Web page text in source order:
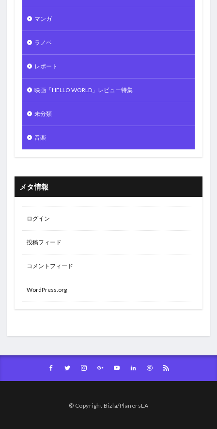
マンガ
ラノベ
レポート
映画「HELLO WORLD」レビュー特集
未分類
音楽
メタ情報
ログイン
投稿フィード
コメントフィード
WordPress.org
© Copyright Bizla/PlanersLA